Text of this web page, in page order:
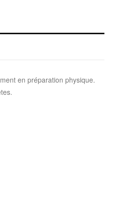
en préparation physique.